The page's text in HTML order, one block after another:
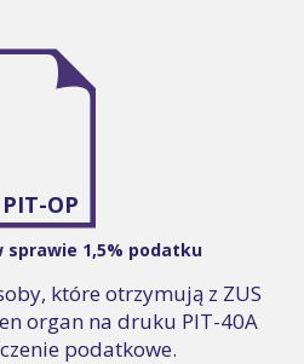
PIT-OP
sprawie 1,5% podatku
które otrzymują z ZUS
organ na druku PIT-40A
podatkowe.